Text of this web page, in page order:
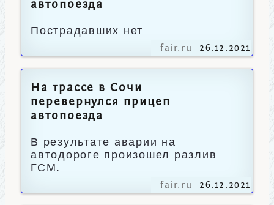
автопоезда
Пострадавших нет
fair.ru 26.12.2021
На трассе в Сочи
перевернулся прицеп
автопоезда
В результате аварии на
автодороге произошел разлив
ГСМ.
fair.ru 26.12.2021